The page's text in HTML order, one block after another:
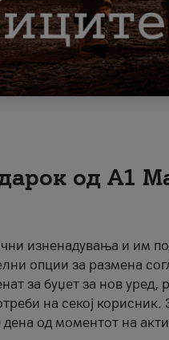
од А1
изненадувања и им
опции за размена
за буџет за нов
на секој
од моментот на